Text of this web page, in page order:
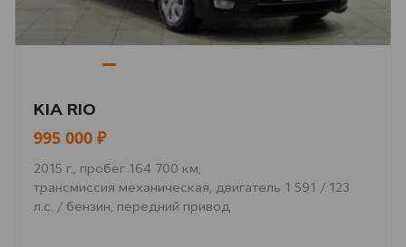
KIA RIO
995 000 ₽
2015 г., пробег 164 700 км,
трансмиссия механическая, двигатель 1 591 / 123
л.с. / бензин, передний привод